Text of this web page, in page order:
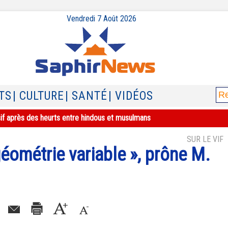
Vendredi 7 Août 2026
| CULTURE | SANTÉ | VIDÉOS
après des heurts entre hindous et musulmans
SUR LE VIF
variable », prône M.